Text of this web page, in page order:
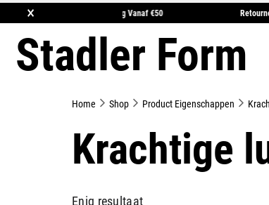
×
In Huis* Gratis Verzending Vanaf €50
Stadler Form
Home Shop Product Eigenschappen
Krachtige
Enig resultaat